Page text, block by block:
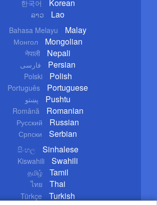
한국어 Korean
ລາວ Lao
Bahasa Melayu Malay
Монгол Mongolian
नेपाली Nepali
فارسی Persian
Polski Polish
Português Portuguese
پښتو Pushtu
Română Romanian
Русский Russian
Српски Serbian
සිංහල Sinhalese
Kiswahili Swahili
தமிழ் Tamil
ไทย Thai
Türkçe Turkish